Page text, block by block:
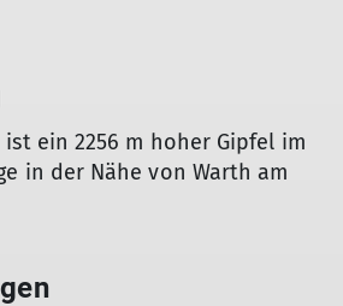
ein 2256 m hoher Gipfel im
in der Nähe von Warth am